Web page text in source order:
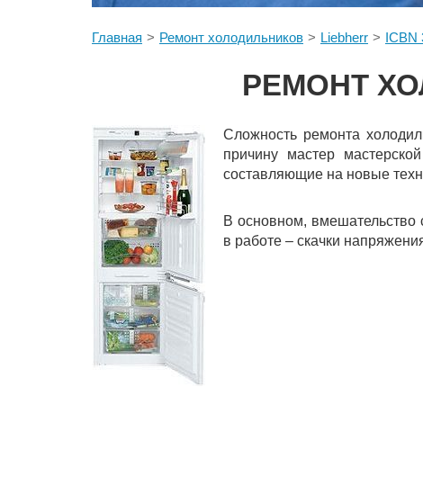
Главная Ремонт холодильников Liebherr ICBN
РЕМОНТ
Сложность ремонта
причину мастер
составляющие на новые
В основном, вмешательство
в работе – скачки